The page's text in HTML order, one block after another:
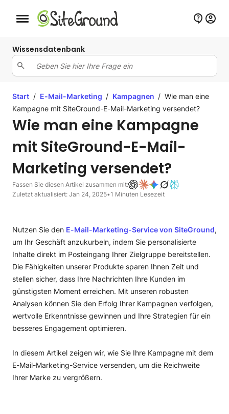
Schaltfläche Mobile Navigation
Wissensdatenbank
Start / E-Mail-Marketing / Kampagnen / Wie man eine
Kampagne mit SiteGround-E-Mail-Marketing versendet?
Wie man eine Kampagne
mit SiteGround-E-Mail-
Marketing versendet?
Fassen Sie diesen Artikel zusammen mit:
Zuletzt aktualisiert: Jan 24, 2025•1 Minuten Lesezeit
Nutzen Sie den E-Mail-Marketing-Service von SiteGround,
um Ihr Geschäft anzukurbeln, indem Sie personalisierte
Inhalte direkt im Posteingang Ihrer Zielgruppe bereitstellen.
Die Fähigkeiten unserer Produkte sparen Ihnen Zeit und
stellen sicher, dass Ihre Nachrichten Ihre Kunden im
günstigsten Moment erreichen. Mit unseren robusten
Analysen können Sie den Erfolg Ihrer Kampagnen verfolgen,
wertvolle Erkenntnisse gewinnen und Ihre Strategien für ein
besseres Engagement optimieren.
In diesem Artikel zeigen wir, wie Sie Ihre Kampagne mit dem
E-Mail-Marketing-Service versenden, um die Reichweite
Ihrer Marke zu vergrößern.